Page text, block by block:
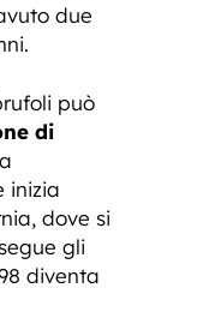
due
può
di
inizia
dove si
gli
diventa